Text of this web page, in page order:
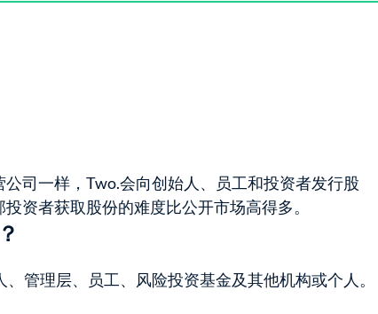
司一样，Two.会向创始人、员工和投资者发行股
资者获取股份的难度比公开市场高得多。
管理层、员工、风险投资基金及其他机构或个人。